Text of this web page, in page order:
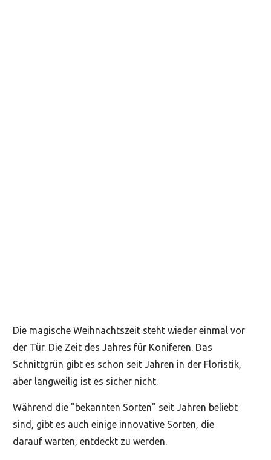
Die magische Weihnachtszeit steht wieder einmal vor
der Tür. Die Zeit des Jahres für Koniferen. Das
Schnittgrün gibt es schon seit Jahren in der Floristik,
aber langweilig ist es sicher nicht.
Während die "bekannten Sorten" seit Jahren beliebt
sind, gibt es auch einige innovative Sorten, die
darauf warten, entdeckt zu werden.